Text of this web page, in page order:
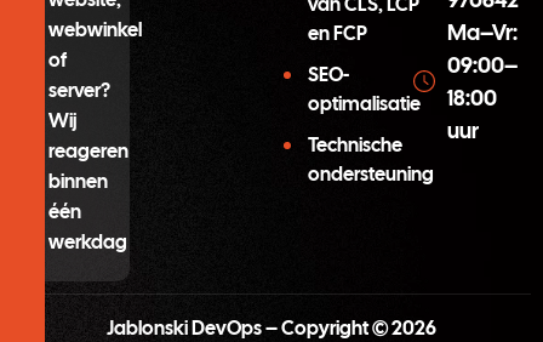
webwinkel
of
server?
Wij
reageren
binnen
één
werkdag
en FCP
SEO-
optimalisatie
Technische
ondersteuning
Ma–Vr:
09:00–
18:00
uur
Jablonski DevOps – Copyright © 2026